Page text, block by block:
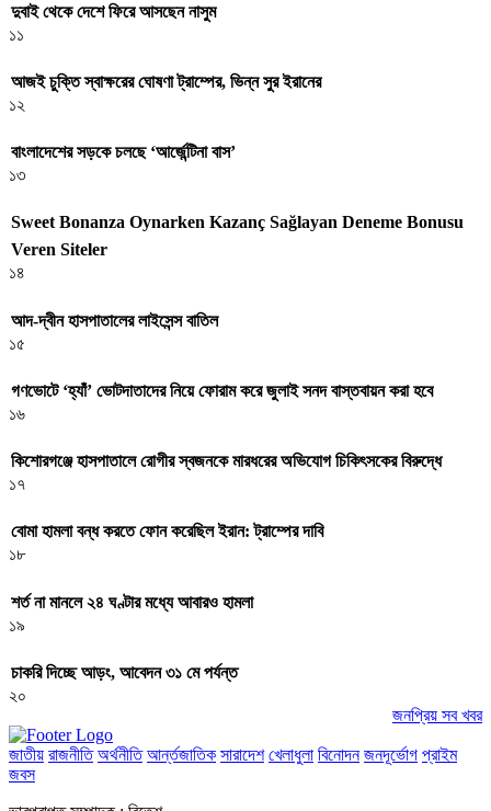
দুবাই থেকে দেশে ফিরে আসছেন নাসুম
১১
আজই চুক্তি স্বাক্ষরের ঘোষণা ট্রাম্পের, ভিন্ন সুর ইরানের
১২
বাংলাদেশের সড়কে চলছে ‘আর্জেন্টিনা বাস’
১৩
Sweet Bonanza Oynarken Kazanç Sağlayan Deneme Bonusu
Veren Siteler
১৪
আদ-দ্বীন হাসপাতালের লাইসেন্স বাতিল
১৫
গণভোটে ‘হ্যাঁ’ ভোটদাতাদের নিয়ে ফোরাম করে জুলাই সনদ বাস্তবায়ন করা হবে
১৬
কিশোরগঞ্জে হাসপাতালে রোগীর স্বজনকে মারধরের অভিযোগ চিকিৎসকের বিরুদ্ধে
১৭
বোমা হামলা বন্ধ করতে ফোন করেছিল ইরান: ট্রাম্পের দাবি
১৮
শর্ত না মানলে ২৪ ঘণ্টার মধ্যে আবারও হামলা
১৯
চাকরি দিচ্ছে আড়ং, আবেদন ৩১ মে পর্যন্ত
২০
জনপ্রিয় সব খবর
জাতীয় রাজনীতি অর্থনীতি আর্ন্তজাতিক সারাদেশ খেলাধুলা বিনোদন জনদূর্ভোগ প্রাইম
জবস